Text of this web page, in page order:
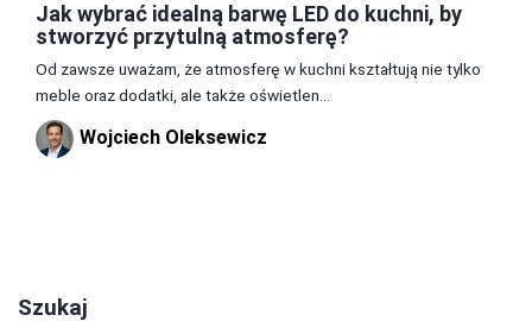
Jak wybrać idealną barwę LED do kuchni, by
stworzyć przytulną atmosferę?
Od zawsze uważam, że atmosferę w kuchni kształtują nie tylko
meble oraz dodatki, ale także oświetlen...
Wojciech Oleksewicz
Szukaj